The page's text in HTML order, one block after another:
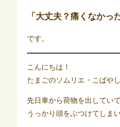
「大丈夫？痛くなかっ
です。
こんにちは！
たまごのソムリエ・こばやし
先日車から荷物を出していて
うっかり頭をぶつけてしまい